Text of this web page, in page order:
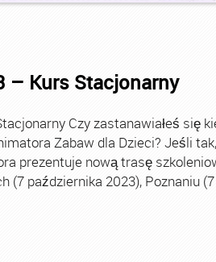
– Kurs Stacjonarny
Czy zastanawiałeś się
Zabaw dla Dzieci? Jeśli
prezentuje nową trasę
(7 października 2023), Poznaniu